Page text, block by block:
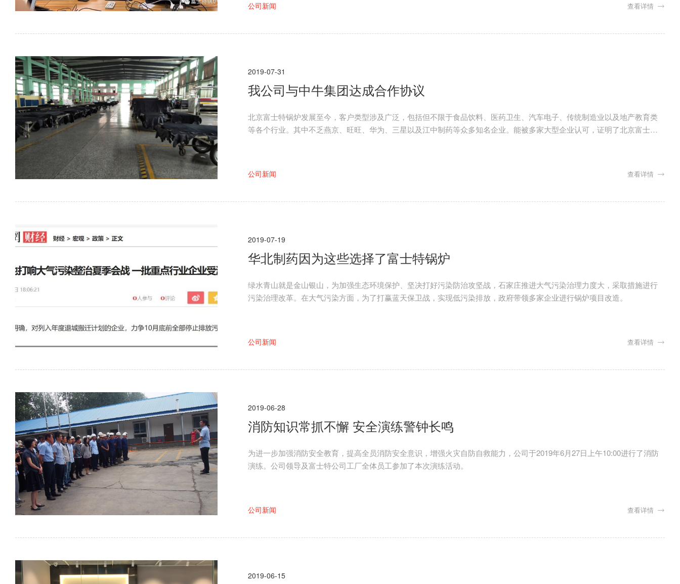
公司新闻 查看详情
2019-07-31
我公司与中牛集团达成合作协议
北京富士特锅炉发展至今，客户类型涉及广泛，包括但不限于食品饮料、医药卫生、汽车电子、传统制造业以及地产教育类
等各个行业。其中不乏燕京、旺旺、华为、三星以及江中制药等众多知名企业。能被多家大型企业认可，证明了北京富士特
公司新闻 查看详情
2019-07-19
华北制药因为这些选择了富士特锅炉
绿水青山就是金山银山，为加强生态环境保护、坚决打好污染防治攻坚战，石家庄推进大气污染治理力度大，采取措施进行
污染治理改革。在大气污染方面，为了打赢蓝天保卫战，实现低污染排放，政府带领多家企业进行锅炉项目改造。
公司新闻 查看详情
2019-06-28
消防知识常抓不懈 安全演练警钟长鸣
为进一步加强消防安全教育，提高全员消防安全意识，增强火灾自防自救能力，公司于2019年6月27日上午10:00进行了消防
演练。公司领导及富士特公司工厂全体员工参加了本次演练活动。
公司新闻 查看详情
2019-06-15